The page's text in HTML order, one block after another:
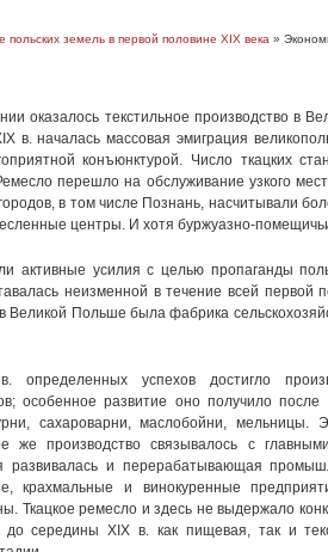
польских земель в первой половине XIX века »
оказалось текстильное производство в
в. началась массовая эмиграция
конъюнктурой. Число ткацких
перешло на обслуживание узкого
в том числе Познань, насчитывали
центры. И хотя буржуазно-
активные усилия с целью пропаганды
неизменной в течение всей
Польше была фабрика
успехов достигло
особенное развитие оно получило
сахароварни, маслобойни,
же производство связывалось с
развивалась и перерабатывающая
крахмальные и винокуренные
Ткацкое ремесло и здесь не выдержало
до середины XIX в. как пищевая, так и